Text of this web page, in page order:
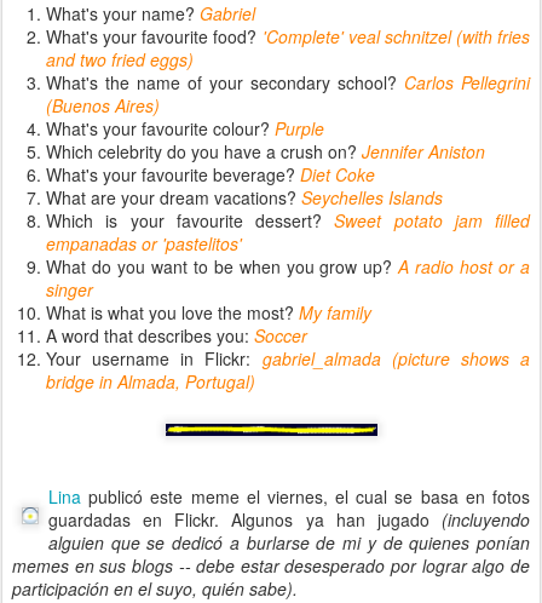
What's your name? Gabriel
What's your favourite food? 'Complete' veal schnitzel (with fries
and two fried eggs)
What's the name of your secondary school? Carlos Pellegrini
(Buenos Aires)
What's your favourite colour? Purple
Which celebrity do you have a crush on? Jennifer Aniston
What's your favourite beverage? Diet Coke
What are your dream vacations? Seychelles Islands
Which is your favourite dessert?Sweet potato jam filled
empanadas or 'pastelitos'
What do you want to be when you grow up?A radio host or a
singer
What is what you love the most? My family
A word that describes you: Soccer
Your username in Flickr: gabriel_almada (picture shows a
bridge in Almada, Portugal)
Lina publicó este meme el viernes, el cual se basa en fotos
guardadas en Flickr. Algunos ya han jugado (incluyendo
alguien que se dedicó a burlarse de mi y de quienes ponían
memes en sus blogs -- debe estar desesperado por lograr algo de
participación en el suyo, quién sabe).